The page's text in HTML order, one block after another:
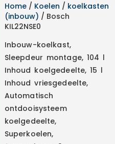
Home/ Koelen / koelkasten
(inbouw) / Bosch
KIL22NSE0
Inbouw-koelkast,
Sleepdeur montage, 104 l
Inhoud koelgedeelte, 15 l
Inhoud vriesgedeelte,
Automatisch
ontdooisysteem
koelgedeelte,
Superkoelen,